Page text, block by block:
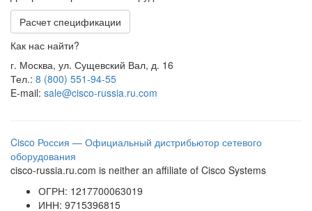
Расчет спецификации
Как нас найти?
г. Москва, ул. Сущевский Вал, д. 16
Тел.: 8 (800) 551-94-55
E-mail: sale@cisco-russia.ru.com
Cisco Россия — Официальный дистрибьютор сетевого
оборудования
cisco-russia.ru.com is neither an affiliate of Cisco Systems
ОГРН: 1217700063019
ИНН: 9715396815